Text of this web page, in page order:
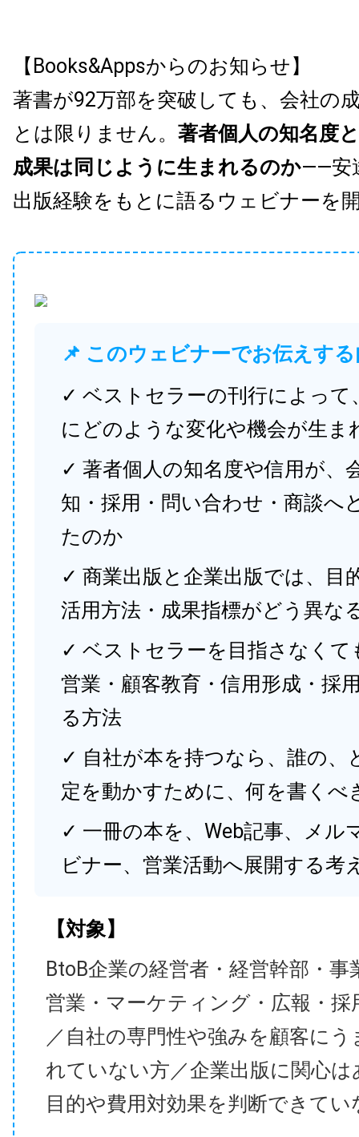
【Books&Appsからのお知らせ】
著書が92万部を突破しても、会社の
とは限りません。 著者個人の知名度
成果は同じように生まれるのか——安
出版経験をもとに語るウェビナーを
📌 このウェビナーでお伝えす
✓ ベストセラーの刊行によって
にどのような変化や機会が生ま
✓ 著者個人の知名度や信用が、
知・採用・問い合わせ・商談へ
たのか
✓ 商業出版と企業出版では、目
活用方法・成果指標がどう異な
✓ ベストセラーを目指さなくて
営業・顧客教育・信用形成・採
る方法
✓ 自社が本を持つなら、誰の、
定を動かすために、何を書くべ
✓ 一冊の本を、Web記事、メル
ビナー、営業活動へ展開する考
【対象】
BtoB企業の経営者・経営幹部・事
営業・マーケティング・広報・採
／自社の専門性や強みを顧客に
れていない方／企業出版に関心
目的や費用対効果を判断できてい